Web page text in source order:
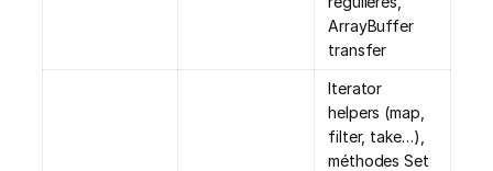
ArrayBuffer
transfer
Iterator
helpers (map,
filter, take…),
méthodes Set